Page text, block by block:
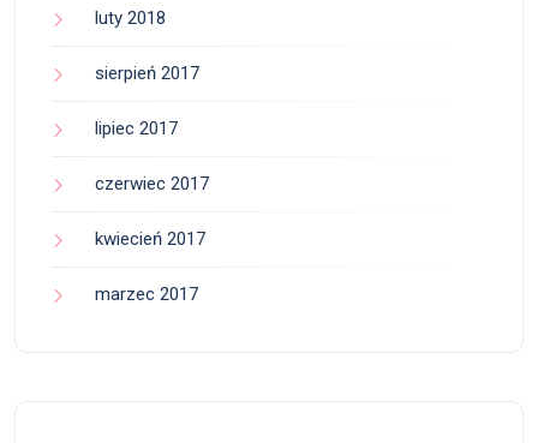
luty 2018
sierpień 2017
lipiec 2017
czerwiec 2017
kwiecień 2017
marzec 2017